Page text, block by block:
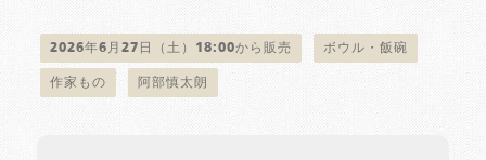
2026年6月27日（土）18:00から販売 ボウル・飯碗
作家もの 阿部慎太朗